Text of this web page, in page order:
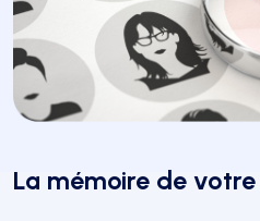
La mémoire de